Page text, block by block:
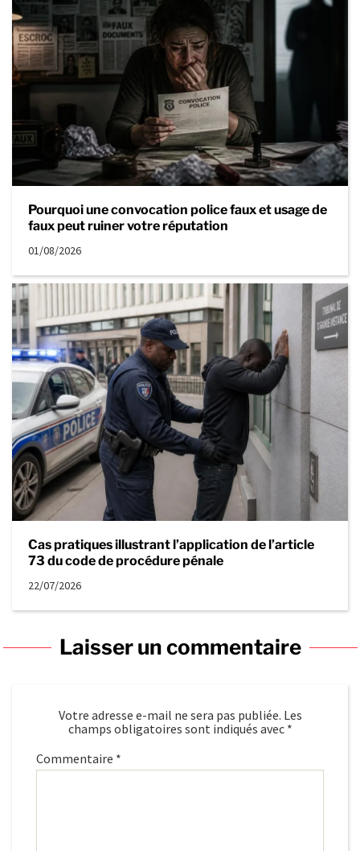
Pourquoi une convocation police faux et usage de
faux peut ruiner votre réputation
01/08/2026
Cas pratiques illustrant l’application de l’article
73 du code de procédure pénale
22/07/2026
Laisser un commentaire
Votre adresse e-mail ne sera pas publiée. Les
champs obligatoires sont indiqués avec *
Commentaire *